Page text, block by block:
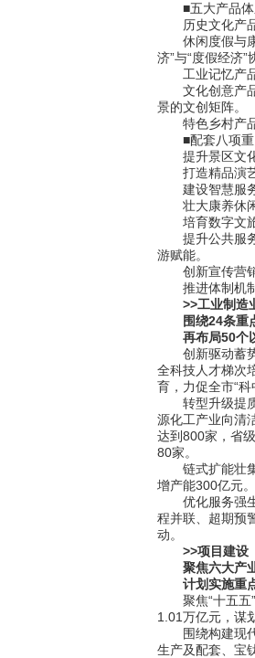
■五大产品体
历史文化产品
休闲度假与康
济”与“度假经济”
工业记忆产品
文化创意产品
景的文创矩阵。
特色乡村产品
■配套八项重
提升景区文化
打造精品演艺
建设智慧服务
壮大康养休闲
培育数字文旅
提升公共服务
游赋能。
创新宣传营销
推进体制机制
>>工业制造
围绕24条重
再布局50个
创新驱动蓄势
全科技人才梯次
育，力促全市“科
转型升级提质
源化工产业向清
达到800家，省
80家。
链式扩能壮集
增产能300亿元
优化服务强生
程并联、超期预
动。
>>项目建设
聚焦六大产
计划实施重
聚焦“十五五”
1.01万亿元，谋
围绕构建现代
生产及配套、宝